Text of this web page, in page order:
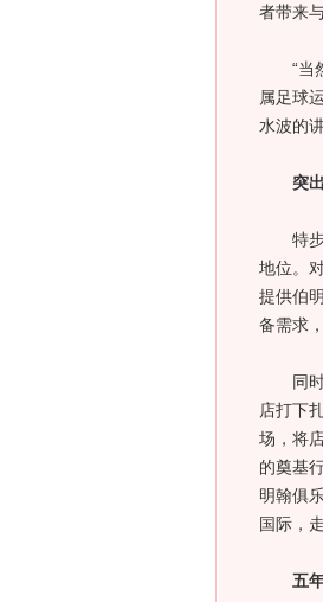
者带来
“当然
属足球
水波的
突出
特步
地位。
提供伯
备需求
同时
店打下
场，将
的奠基
明翰俱
国际，
五年